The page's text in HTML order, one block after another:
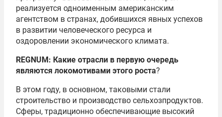
реализуется одноименным американским
агентством в странах, добившихся явных успехов
в развитии человеческого ресурса и
оздоровлении экономического климата.
REGNUM: Какие отрасли в первую очередь
являются локомотивами этого роста?
В этом году, в основном, таковыми стали
строительство и производство сельхозпродуктов.
Сферы, традиционно обеспечивающие высокий